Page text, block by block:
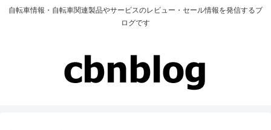
自転車情報・自転車関連製品やサービスのレビュー・セール情報を発信するブ
ログです